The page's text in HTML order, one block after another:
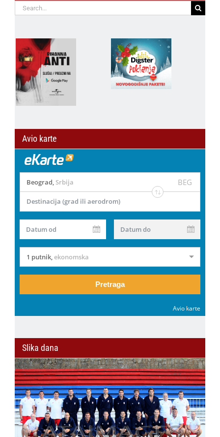
Search
for:
Avio karte
Beograd Srbija BEG
Destinacija (grad ili aerodrom)
Datum od Datum do
1 putnik ekonomska
Pretraga
Avio karte
Slika dana